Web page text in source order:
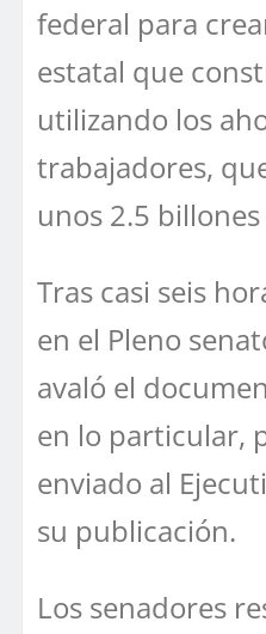
federal para
estatal que
utilizando los
trabajadores,
unos 2.5
Tras casi seis
en el Pleno
avaló el
en lo particular,
enviado al
su publicación.
Los senadores